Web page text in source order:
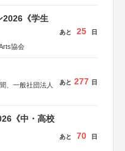
2026《学生
協会
あと 25 日
、一般社団法人
談社、光文社、
、ちいさいミシ
双葉社、文藝春
あと 277 日
《中・高校
あと 70 日